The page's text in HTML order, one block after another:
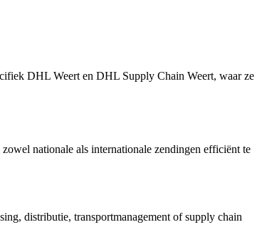
DHL Weert en DHL Supply Chain Weert, waar ze
nationale als internationale zendingen efficiënt te
distributie, transportmanagement of supply chain